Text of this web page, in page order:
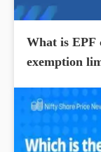
What is
exemption